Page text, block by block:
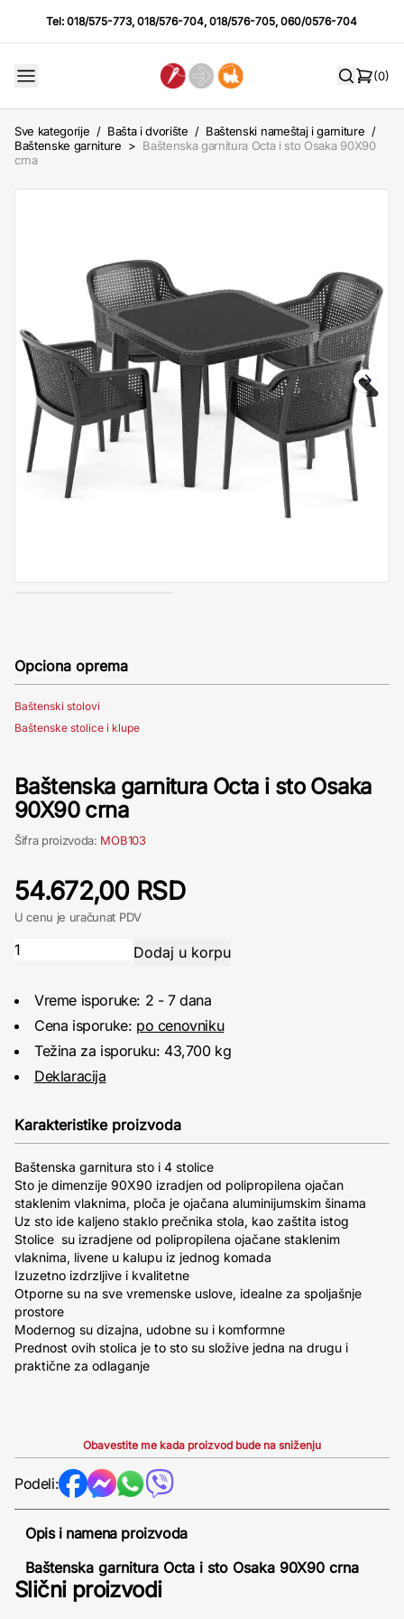
Tel:018/575-773,018/576-704,018/576-705,060/0576-704
(0)
Sve kategorije / Bašta i dvorište / Baštenski nameštaj i garniture /
Baštenske garniture > Baštenska garnitura Octa i sto Osaka 90X90
crna
Opciona oprema
Baštenski stolovi
Baštenske stolice i klupe
Baštenska garnitura Octa i sto Osaka
90X90 crna
Šifra proizvoda: MOB103
54.672,00 RSD
U cenu je uračunat PDV
Vreme isporuke: 2 - 7 dana
Cena isporuke: po cenovniku
Težina za isporuku: 43,700 kg
Deklaracija
Karakteristike proizvoda
Baštenska garnitura sto i 4 stolice
Sto je dimenzije 90X90 izradjen od polipropilena ojačan
staklenim vlaknima, ploča je ojačana aluminijumskim šinama
Uz sto ide kaljeno staklo prečnika stola, kao zaštita istog
Stolice su izradjene od polipropilena ojačane staklenim
vlaknima, livene u kalupu iz jednog komada
Izuzetno izdrzljive i kvalitetne
Otporne su na sve vremenske uslove, idealne za spoljašnje
prostore
Modernog su dizajna, udobne su i komformne
Prednost ovih stolica je to sto su složive jedna na drugu i
praktične za odlaganje
Obavestite me kada proizvod bude na sniženju
Podeli:
Opis i namena proizvoda
Baštenska garnitura Octa i sto Osaka 90X90 crna
Slični proizvodi